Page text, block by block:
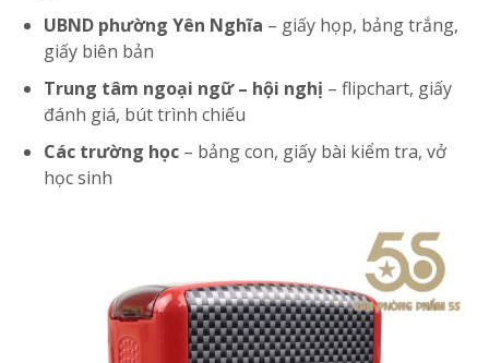
UBND phường Yên Nghĩa – giấy họp, bảng trắng,
giấy biên bản
Trung tâm ngoại ngữ – hội nghị – flipchart, giấy
đánh giá, bút trình chiếu
Các trường học – bảng con, giấy bài kiểm tra, vở
học sinh